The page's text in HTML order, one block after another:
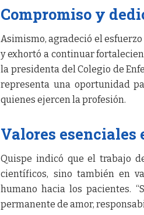
Compromiso y
Asimismo, agradeció el
y exhortó a continuar
la presidenta del Colegio de
representa una oportunidad
quienes ejercen la profesión.
Valores
Quispe indicó que el trabajo
científicos, sino también en
humano hacia los pacientes.
permanente de amor,